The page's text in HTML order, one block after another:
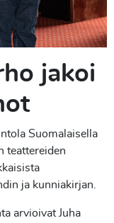
jakoi
Suomalaisella
teattereiden
ja kunniakirjan.
arvioivat Juha